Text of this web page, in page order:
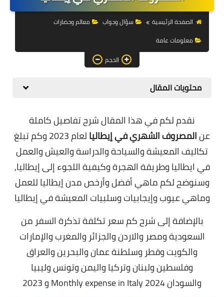
التجارة الالكترونية
التسويق
الهاتف
المواقع
زيادة متابعين
العملات المشفرة
الصفحة الرئيسية سؤال وجواب
معالم وحضارات
معلومات عامة
الحجم
محتويات المقال
نقدم لكم في هذا المقال شرح تفاصيل كاملة
عنالمصروف الشهري في إيطاليا
لعام 2023 وكم تبلغ
تكاليف المعيشة والسياحة والدراسة والعيش والعمل
في ايطاليا وطريقة الهجرة وكيفية اللجوء إلى إيطاليا,
وسنوضح لكم ماهي أفضل وأرخص مدن إيطاليا للعمل
وماهي عيوب وإيجابيات وسلبيات المعيشة في إيطاليا
بالإضافة إلى شرح كم سعرتكلفة تذكرة السفر من
السعودية ومصر والاردن والجزائر والمغرب والإمارات
والكويت وقطر وسلطنة عمان والبحرين والعراق
وفلسطين ولبنان وتركيا واليمن وتونس وليبيا
والسودانMonthly expense in Italy 2024 و 2023